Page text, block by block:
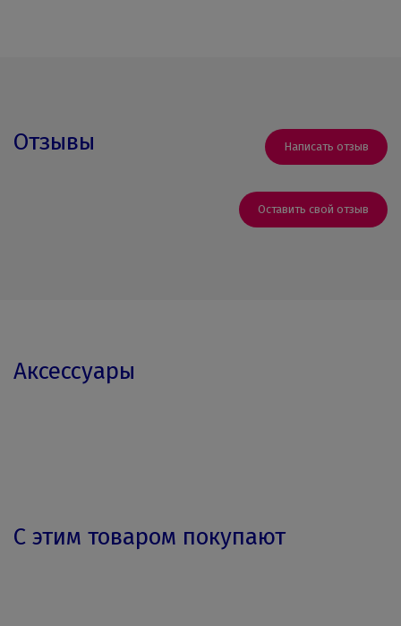
Отзывы Написать отзыв
Оставить свой отзыв
Аксессуары
С этим товаром покупают